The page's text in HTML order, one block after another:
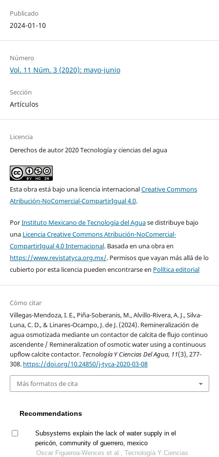
Publicado
2024-01-10
Número
Vol. 11 Núm. 3 (2020): mayo-junio
Sección
Artículos
Licencia
Derechos de autor 2020 Tecnología y ciencias del agua
Esta obra está bajo una licencia internacionalCreative Commons
Atribución-NoComercial-CompartirIgual 4.0.
PorInstituto Mexicano de Tecnología del Aguase distribuye bajo
una Licencia Creative Commons Atribución-NoComercial-
CompartirIgual 4.0 Internacional. Basada en una obra en
https://www.revistatyca.org.mx/. Permisos que vayan más allá de lo
cubierto por esta licencia pueden encontrarse en Política editorial
Cómo citar
Villegas-Mendoza, I. E., Piña-Soberanis, M., Alvillo-Rivera, A. J., Silva-
Luna, C. D., & Linares-Ocampo, J. de J. (2024). Remineralización de
agua osmotizada mediante un contactor de calcita de flujo continuo
ascendente / Remineralization of osmotic water using a continuous
upflow calcite contactor. Tecnología Y Ciencias Del Agua, 11(3), 277-
308. https://doi.org/10.24850/j-tyca-2020-03-08
Más formatos de cita
Recommendations
Subsystems explain the lack of water supply in el
pericón, community of guerrero, mexico
Oscar Figueroa-Wences et al., Tecnología Y Ciencias